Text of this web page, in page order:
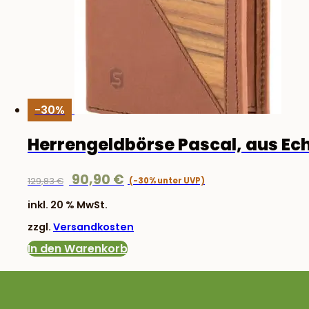
-30%
Herrengeldbörse Pascal, aus
129,83€
Ursprünglicher
war:
129,83 €
90,90€
inkl. 20 % MwSt.
zzgl. Versandkosten
In den Warenkorb